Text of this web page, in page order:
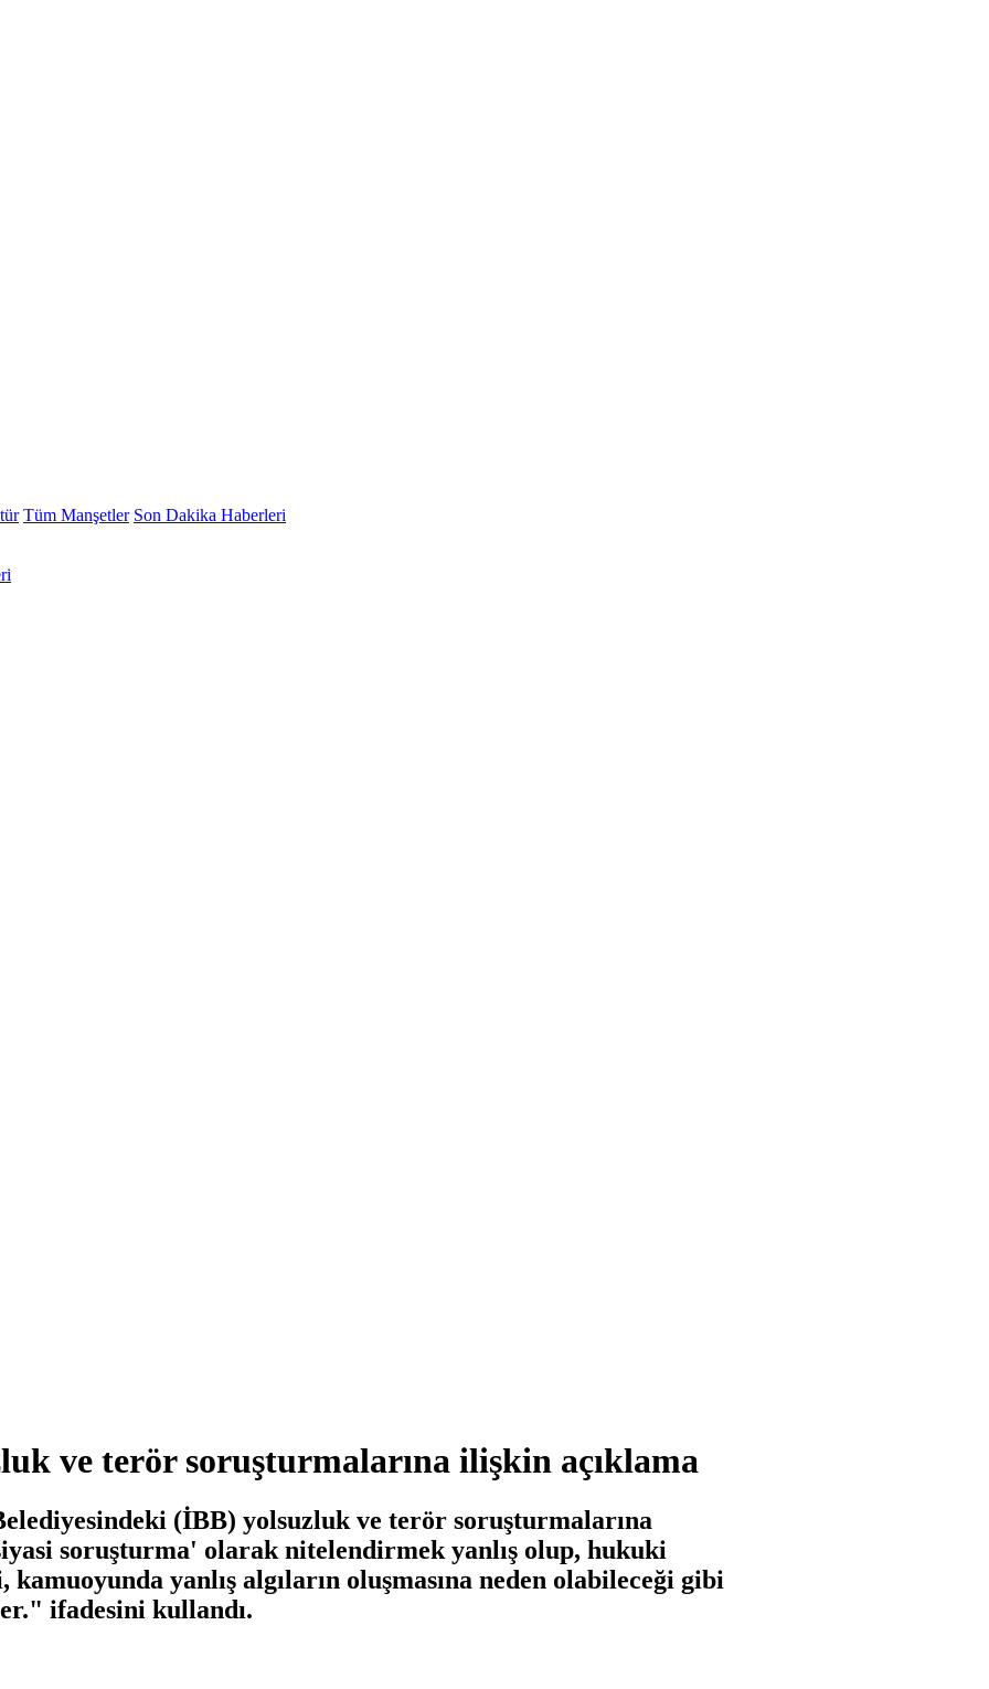
Tüm Manşetler Son Dakika Haberleri
ve terör soruşturmalarına ilişkin açıklama
(İBB) yolsuzluk ve terör soruşturmalarına
soruşturma' olarak nitelendirmek yanlış olup, hukuki
yanlış algıların oluşmasına neden olabileceği gibi
ifadesini kullandı.